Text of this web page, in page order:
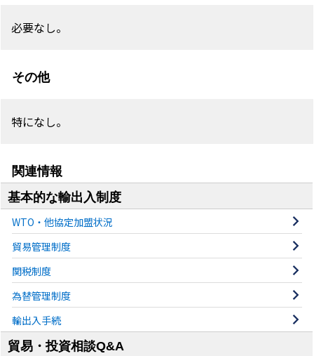
必要なし。
その他
特になし。
関連情報
基本的な輸出入制度
WTO・他協定加盟状況
貿易管理制度
関税制度
為替管理制度
輸出入手続
貿易・投資相談Q&A